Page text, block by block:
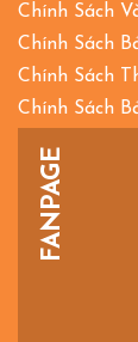
Chính Sách
Chính Sách
Chính Sách
Chính Sách
FANPAGE